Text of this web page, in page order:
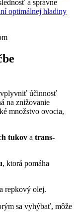
a správne
optimálnej hladiny
účinnosť
na znižovanie
množstvo ovocia,
tukov a trans-
, ktorá pomáha
repkový olej.
sa vyhýbať, môže